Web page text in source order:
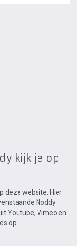
kijk je op
deze website. Hier
Noddy
Youtube, Vimeo en
op